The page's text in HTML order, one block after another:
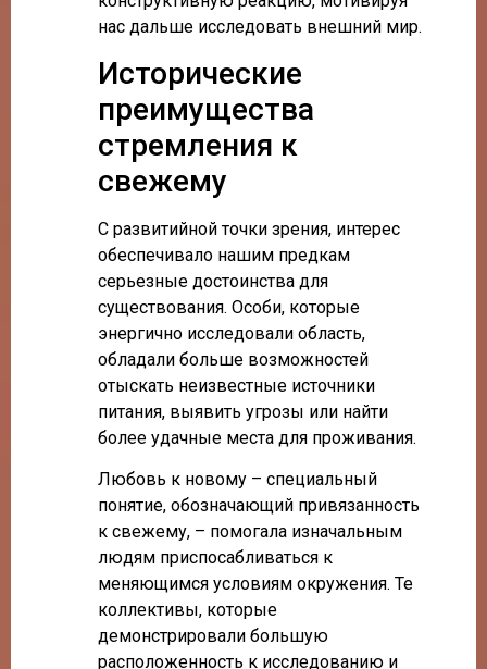
нас дальше исследовать внешний мир.
Исторические
преимущества
стремления к
свежему
С развитийной точки зрения, интерес
обеспечивало нашим предкам
серьезные достоинства для
существования. Особи, которые
энергично исследовали область,
обладали больше возможностей
отыскать неизвестные источники
питания, выявить угрозы или найти
более удачные места для проживания.
Любовь к новому – специальный
понятие, обозначающий привязанность
к свежему, – помогала изначальным
людям приспосабливаться к
меняющимся условиям окружения. Те
коллективы, которые
демонстрировали большую
расположенность к исследованию и